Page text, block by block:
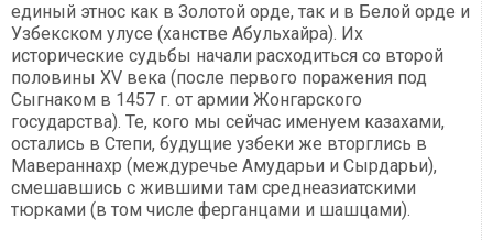
единый этнос как в Золотой орде, так и в Белой орде и
Узбекском улусе (ханстве Абульхайра). Их
исторические судьбы начали расходиться со второй
половины ХV века (после первого поражения под
Сыгнаком в 1457 г. от армии Жонгарского
государства). Те, кого мы сейчас именуем казахами,
остались в Степи, будущие узбеки же вторглись в
Мавераннахр (междуречье Амударьи и Сырдарьи),
смешавшись с жившими там среднеазиатскими
тюрками (в том числе ферганцами и шашцами).